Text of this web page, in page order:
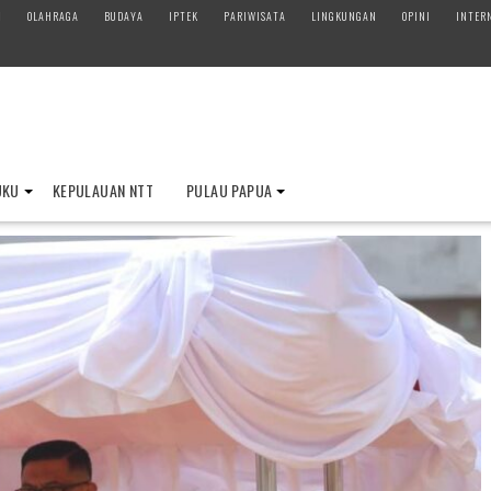
OLAHRAGA BUDAYA IPTEK PARIWISATA LINGKUNGAN OPINI
KEPULAUAN NTT PULAU PAPUA